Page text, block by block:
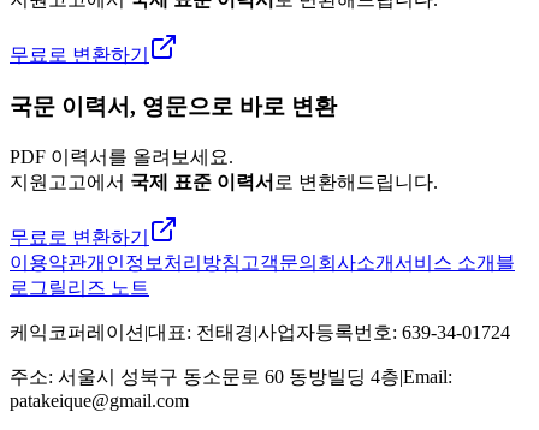
무료로 변환하기
국문 이력서, 영문으로 바로 변환
PDF 이력서를 올려보세요.
지원고고에서 국제 표준 이력서 로 변환해드립니다.
무료로 변환하기
이용약관개인정보처리방침 고객문의 회사소개서비스 소개 블
로그 릴리즈 노트
케익코퍼레이션 |대표: 전태경|사업자등록번호: 639-34-01724
주소: 서울시 성북구 동소문로 60 동방빌딩 4층|Email:
patakeique@gmail.com